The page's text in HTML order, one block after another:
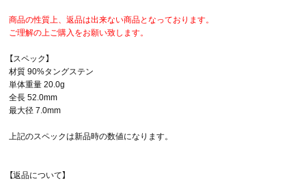
商品の性質上、返品は出来ない商品となっております。
ご理解の上ご購入をお願い致します。
【スペック】
材質 90%タングステン
単体重量 20.0g
全長 52.0mm
最大径 7.0mm
上記のスペックは新品時の数値になります。
【返品について】